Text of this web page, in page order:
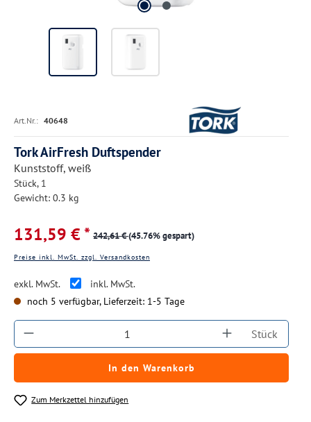
Art.Nr.: 40648
Tork AirFresh Duftspender
Kunststoff, weiß
Stück, 1
Gewicht: 0.3 kg
131,59 € * 242,61 €(45.76% gespart)
Preise inkl. MwSt. zzgl. Versandkosten
exkl. MwSt.
inkl. MwSt.
noch 5 verfügbar, Lieferzeit: 1-5 Tage
Produkt Anzahl: Gib den gewünschten
Stück
In den Warenkorb
Zum Merkzettel hinzufügen